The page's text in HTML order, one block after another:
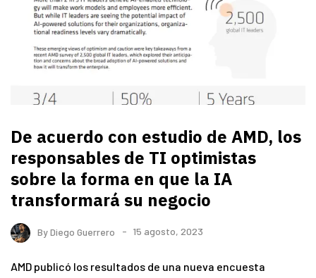
De acuerdo con estudio de AMD, los
responsables de TI optimistas
sobre la forma en que la IA
transformará su negocio
ByDiego Guerrero 15 agosto, 2023
AMD publicó los resultados de una nueva encuesta